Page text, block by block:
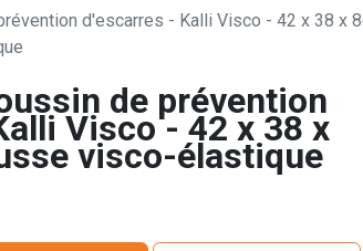
d'escarres - Kalli Visco - 42 x 38 x
de prévention
Visco - 42 x 38 x
visco-élastique